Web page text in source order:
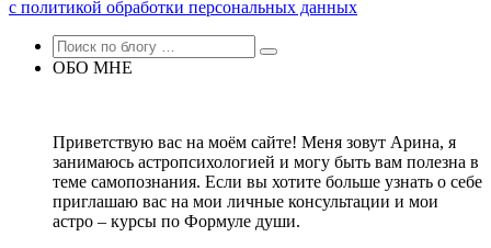
с политикой обработки персональных данных
ОБО МНЕ
Приветствую вас на моём сайте! Меня зовут Арина, я
занимаюсь астропсихологией и могу быть вам полезна в
теме самопознания. Если вы хотите больше узнать о себе
приглашаю вас на мои личные консультации и мои
астро – курсы по Формуле души.